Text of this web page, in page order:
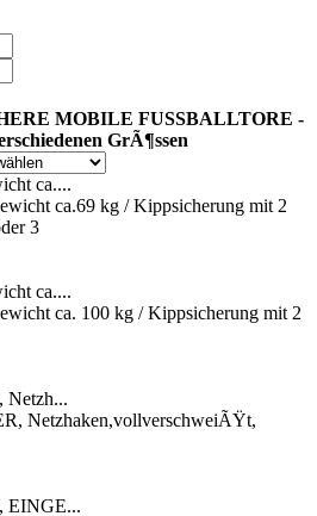
MOBILE FUSSBALLTORE -
GrÃ¶ssen
ca....
ca....
Netzh...
EINGE...